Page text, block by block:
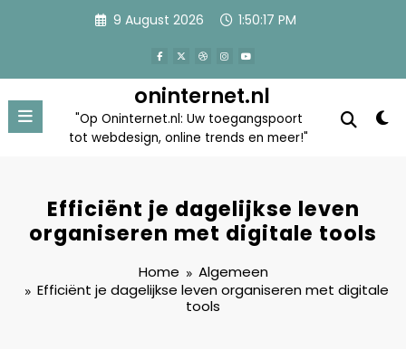
9 August 2026 1:50:18 PM
oninternet.nl
"Op Oninternet.nl: Uw toegangspoort
tot webdesign, online trends en meer!"
Efficiënt je dagelijkse leven
organiseren met digitale tools
Home
Algemeen
Efficiënt je dagelijkse leven organiseren met digitale
tools